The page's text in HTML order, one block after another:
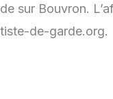
sur Bouvron.
de-garde.org.